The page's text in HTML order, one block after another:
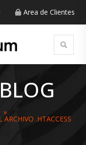
Area de Clientes
.HTACCESS